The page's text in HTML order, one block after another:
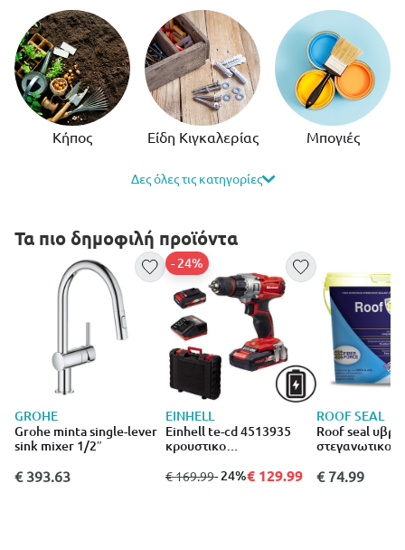
Κήπος Είδη Κιγκαλερίας Μπογιές
Δες όλες τις κατηγορίες
Τα πιο δημοφιλή προϊόντα
GROHE
Grohe minta single-lever
sink mixer 1/2″
€ 393.63
EINHELL
Einhell te-cd 4513935
κρουστικο
μπαταριας 18v 2x2ah
από
€ 169.99σε
- 24%
- 24%€ 129.99
ROOF SEAL
Roof seal
στεγανωτικο
€ 74.99